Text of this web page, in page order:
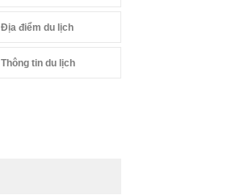
Địa điểm du lịch
Thông tin du lịch